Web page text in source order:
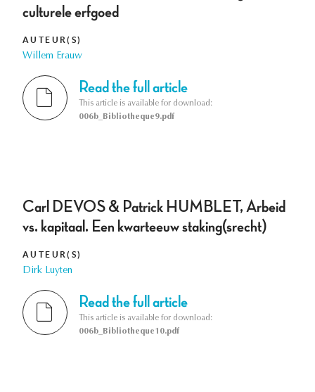
culturele erfgoed
AUTEUR(S)
Willem Erauw
Read the full article
This article is available for download:
006b_Bibliotheque9.pdf
Carl DEVOS & Patrick HUMBLET, Arbeid
vs. kapitaal. Een kwarteeuw staking(srecht)
AUTEUR(S)
Dirk Luyten
Read the full article
This article is available for download:
006b_Bibliotheque10.pdf